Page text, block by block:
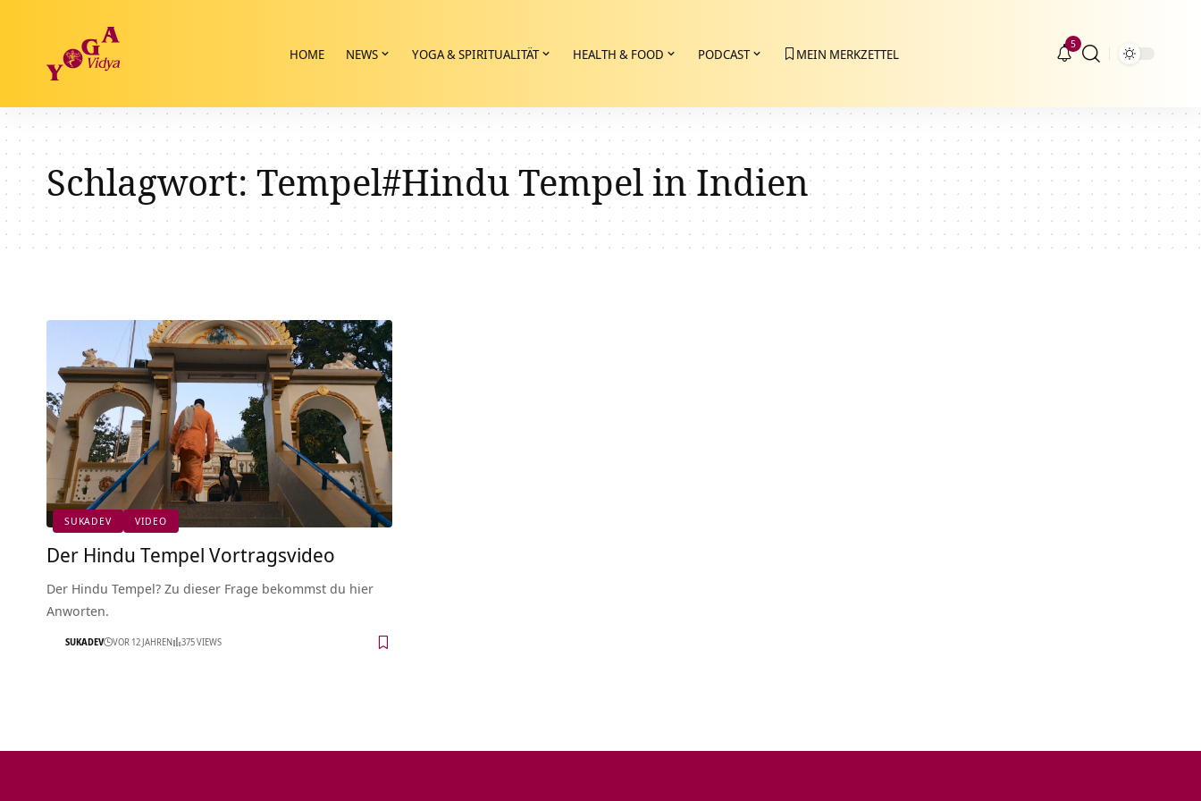
HOME NEWS YOGA & SPIRITUALITÄT HEALTH & FOOD PODCAST MEIN MERKZETTEL
5
Schlagwort:Tempel#Hindu Tempel in Indien
SUKADEV VIDEO
Der Hindu Tempel Vortragsvideo
Der Hindu Tempel? Zu dieser Frage bekommst du hier
Anworten.
SUKADEV VOR 12 JAHREN 375 VIEWS